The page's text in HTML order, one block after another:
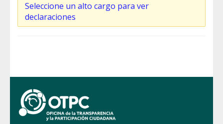
Seleccione un alto cargo para ver
declaraciones